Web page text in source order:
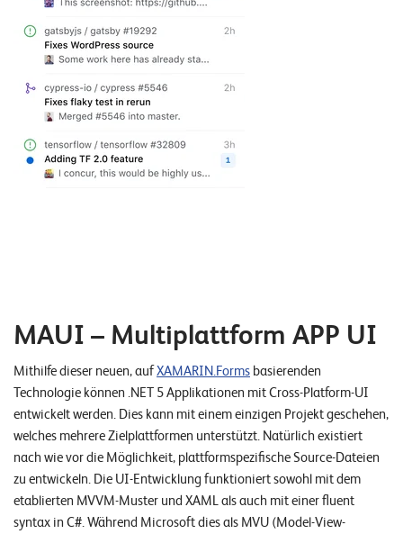
MAUI – Multiplattform APP UI
Mithilfe dieser neuen, aufXAMARIN.Forms basierenden
Technologie können .NET 5 Applikationen mit Cross-Platform-UI
entwickelt werden. Dies kann mit einem einzigen Projekt geschehen,
welches mehrere Zielplattformen unterstützt. Natürlich existiert
nach wie vor die Möglichkeit, plattformspezifische Source-Dateien
zu entwickeln. Die UI-Entwicklung funktioniert sowohl mit dem
etablierten MVVM-Muster und XAML als auch mit einer fluent
syntax in C#. Während Microsoft dies als MVU (Model-View-